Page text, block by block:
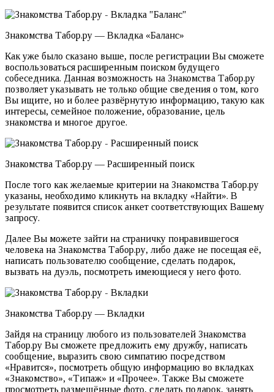
Знакомства Табор.ру — Вкладка «Баланс»
Как уже было сказано выше, после регистрации Вы сможете
воспользоваться расширенным поиском будущего
собеседника. Данная возможность на Знакомства Табор.ру
позволяет указывать не только общие сведения о том, кого
Вы ищите, но и более развёрнутую информацию, такую как
интересы, семейное положение, образование, цель
знакомства и многое другое.
Знакомства Табор.ру — Расширенный поиск
После того как желаемые критерии на Знакомства Табор.ру
указаны, необходимо кликнуть на вкладку «Найти». В
результате появится список анкет соответствующих Вашему
запросу.
Далее Вы можете зайти на страничку понравившегося
человека на Знакомства Табор.ру, либо даже не посещая её,
написать пользователю сообщение, сделать подарок,
вызвать на дуэль, посмотреть имеющиеся у него фото.
Знакомства Табор.ру — Вкладки
Зайдя на страницу любого из пользователей Знакомства
Табор.ру Вы сможете предложить ему дружбу, написать
сообщение, выразить свою симпатию посредством
«Нравится», посмотреть общую информацию во вкладках
«Знакомство», «Типаж» и «Прочее». Также Вы сможете
просмотреть размещённые фото, сделать подарок, занять